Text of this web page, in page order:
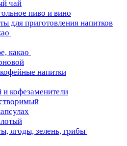
чай
пиво и вино
для приготовления напитков
какао
напитки
кофезаменители
ягоды, зелень, грибы